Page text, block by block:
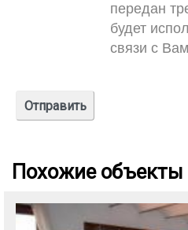
передан
будет
связи с
Похожие объекты